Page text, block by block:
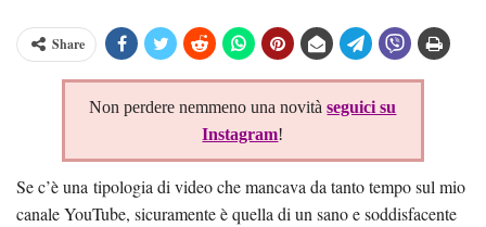
Share
Non perdere nemmeno una novitàseguici su
Instagram!
Se c’è una tipologia di video che mancava da tanto tempo sul mio
canale YouTube, sicuramente è quella di un sano e soddisfacente